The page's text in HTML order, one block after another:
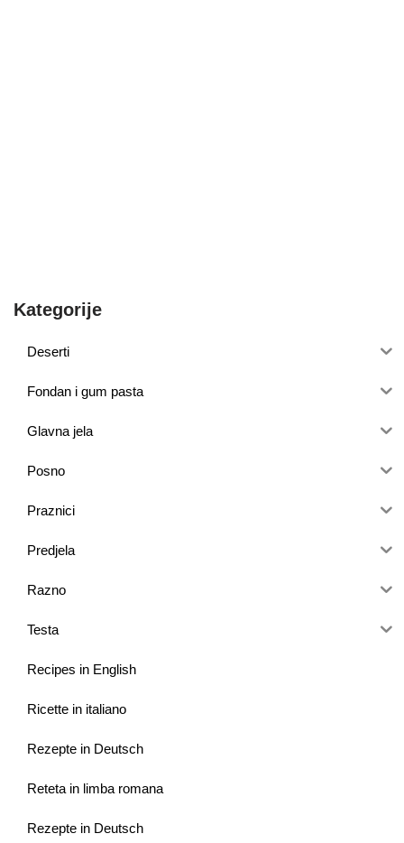
Kategorije
Deserti
Fondan i gum pasta
Glavna jela
Posno
Praznici
Predjela
Razno
Testa
Recipes in English
Ricette in italiano
Rezepte in Deutsch
Reteta in limba romana
Rezepte in Deutsch